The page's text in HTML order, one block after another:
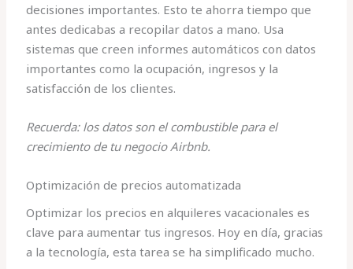
decisiones importantes. Esto te ahorra tiempo que
antes dedicabas a recopilar datos a mano. Usa
sistemas que creen informes automáticos con datos
importantes como la ocupación, ingresos y la
satisfacción de los clientes.
Recuerda: los datos son el combustible para el
crecimiento de tu negocio Airbnb.
Optimización de precios automatizada
Optimizar los precios en alquileres vacacionales es
clave para aumentar tus ingresos. Hoy en día, gracias
a la tecnología, esta tarea se ha simplificado mucho.